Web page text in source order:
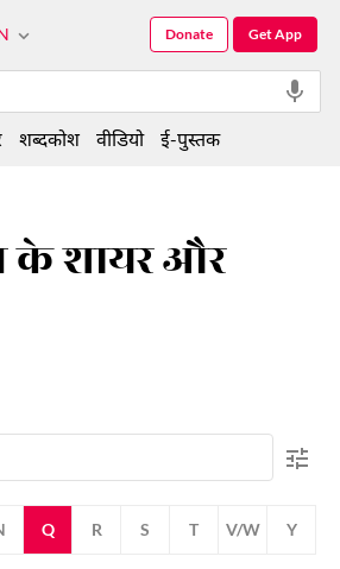
के शायर और
Q R S T V/W Y
Get App
Donate
शब्दकोश वीडियो ई-पुस्तक